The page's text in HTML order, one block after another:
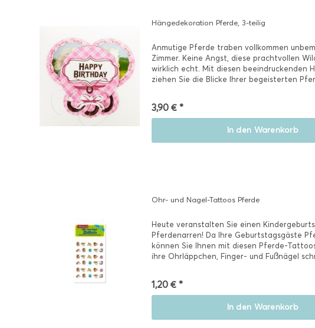
Hängedekoration Pferde, 3-teilig
Anmutige Pferde traben vollkommen
Zimmer. Keine Angst, diese prachtvollen
wirklich echt. Mit diesen beeindruckenden
ziehen Sie die Blicke Ihrer begeisterten
3,90 € *
In den Warenkorb
Ohr- und Nagel-Tattoos Pferde
Heute veranstalten Sie einen
Pferdenarren! Da Ihre Geburtstagsgäste
können Sie Ihnen mit diesen Pferde-
ihre Ohrläppchen, Finger- und Fußnägel
1,20 € *
In den Warenkorb